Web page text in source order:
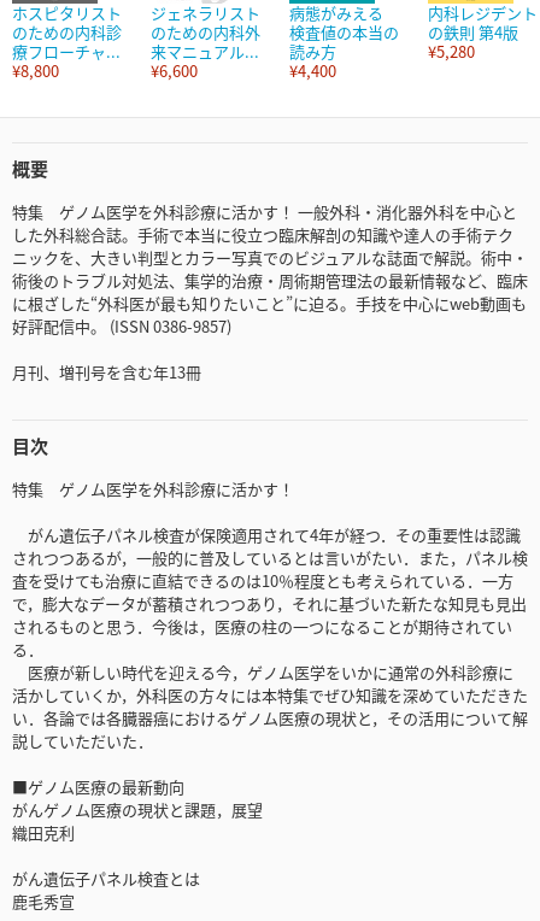
ホスピタリスト
のための内科診
療フローチャ...
¥8,800
ジェネラリスト
のための内科外
来マニュアル...
¥6,600
病態がみえる
検査値の本当の
読み方
¥4,400
内科レジデント
の鉄則 第4版
¥5,280
概要
特集 ゲノム医学を外科診療に活かす！ 一般外科・消化器外科を中心と
した外科総合誌。手術で本当に役立つ臨床解剖の知識や達人の手術テク
ニックを、大きい判型とカラー写真でのビジュアルな誌面で解説。術中・
術後のトラブル対処法、集学的治療・周術期管理法の最新情報など、臨床
に根ざした“外科医が最も知りたいこと”に迫る。手技を中心にweb動画も
好評配信中。 (ISSN 0386-9857)
月刊、増刊号を含む年13冊
目次
特集 ゲノム医学を外科診療に活かす！
がん遺伝子パネル検査が保険適用されて4年が経つ．その重要性は認識
されつつあるが，一般的に普及しているとは言いがたい．また，パネル検
査を受けても治療に直結できるのは10％程度とも考えられている．一方
で，膨大なデータが蓄積されつつあり，それに基づいた新たな知見も見出
されるものと思う．今後は，医療の柱の一つになることが期待されてい
る．
医療が新しい時代を迎える今，ゲノム医学をいかに通常の外科診療に
活かしていくか，外科医の方々には本特集でぜひ知識を深めていただきた
い．各論では各臓器癌におけるゲノム医療の現状と，その活用について解
説していただいた．
■ゲノム医療の最新動向
がんゲノム医療の現状と課題，展望
織田克利
がん遺伝子パネル検査とは
鹿毛秀宣